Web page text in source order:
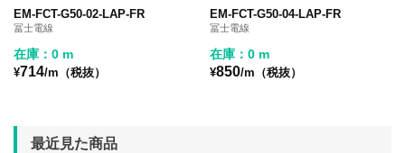
EM-FCT-G50-02-LAP-FR
冨士電線
在庫：0 m
¥714/m（税抜）
EM-FCT-G50-04-LAP-FR
冨士電線
在庫：0 m
¥850/m（税抜）
最近見た商品